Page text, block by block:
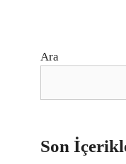
Ara
Son